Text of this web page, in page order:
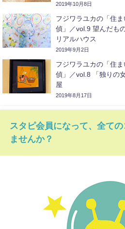
2019年10月8日
フジワラユカの「住
偵」／vol.9 望んだも
リアルハウス
2019年9月2日
フジワラユカの「住
偵」／vol.8 「独りの
屋
2019年8月17日
スタピ会員になって、全て
ませんか？